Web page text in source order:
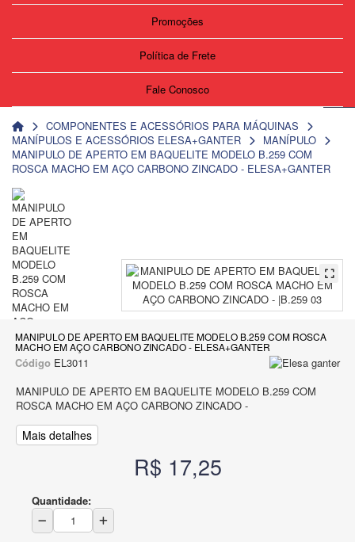
Promoções
Política de Frete
Fale Conosco
COMPONENTES E ACESSÓRIOS PARA MÁQUINAS
MANÍPULOS E ACESSÓRIOS ELESA+GANTER
MANÍPULO
MANIPULO DE APERTO EM BAQUELITE MODELO B.259 COM
ROSCA MACHO EM AÇO CARBONO ZINCADO - ELESA+GANTER
MANIPULO DE APERTO EM BAQUELITE MODELO B.259 COM ROSCA
MACHO EM AÇO CARBONO ZINCADO - ELESA+GANTER
Código EL3011
MANIPULO DE APERTO EM BAQUELITE MODELO B.259 COM
ROSCA MACHO EM AÇO CARBONO ZINCADO -
Mais detalhes
R$ 17,25
Quantidade: